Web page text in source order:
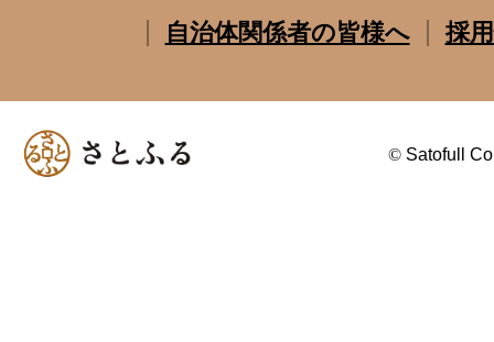
自治体関係者の皆様へ
採
© Satofull